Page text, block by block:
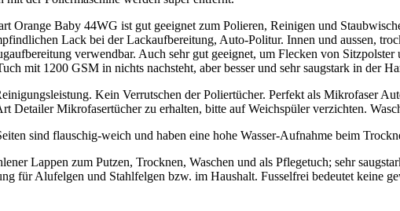
Orange Baby 44WG ist gut geeignet zum Polieren, Reinigen und
Lack bei der Lackaufbereitung, Auto-Politur. Innen und aussen,
verwendbar. Auch sehr gut geeignet, um Flecken von
mit 1200 GSM in nichts nachsteht, aber besser und sehr saugstark in der
Kein Verrutschen der Poliertücher. Perfekt als Mikrofaser
Detailer Mikrofasertücher zu erhalten, bitte auf Weichspüler verzichten.
sind flauschig-weich und haben eine hohe Wasser-Aufnahme beim
Lappen zum Putzen, Trocknen, Waschen und als Pflegetuch; sehr
für Alufelgen und Stahlfelgen bzw. im Haushalt. Fusselfrei bedeutet keine